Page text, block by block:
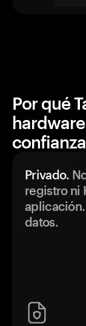
Por qué
confianza
Privado.
registro ni
aplicación.
datos.